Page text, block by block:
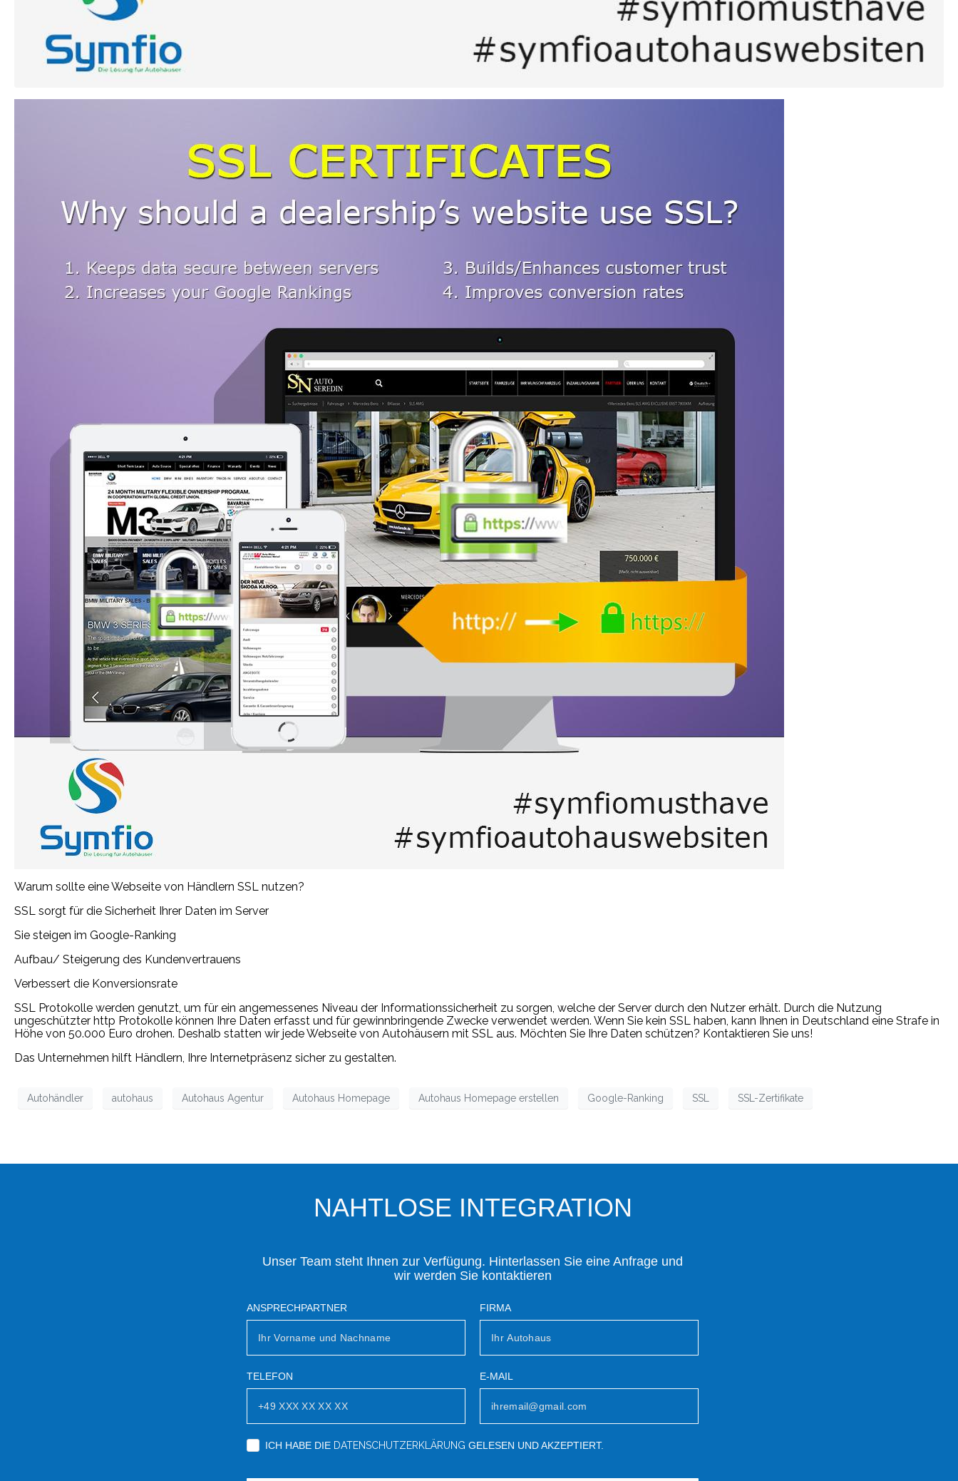
Warum sollte eine Webseite von Händlern SSL nutzen?
SSL sorgt für die Sicherheit Ihrer Daten im Server
Sie steigen im Google-Ranking
Aufbau/ Steigerung des Kundenvertrauens
Verbessert die Konversionsrate
SSL Protokolle werden genutzt, um für ein angemessenes Niveau der Informationssicherheit zu sorgen, welche der Server durch den Nutzer erhält. Durch die Nutzung
ungeschützter http Protokolle können Ihre Daten erfasst und für gewinnbringende Zwecke verwendet werden. Wenn Sie kein SSL haben, kann Ihnen in Deutschland eine Strafe in
Höhe von 50.000 Euro drohen. Deshalb statten wir jede Webseite von Autohäusern mit SSL aus. Möchten Sie Ihre Daten schützen? Kontaktieren Sie uns!
Das Unternehmen hilft Händlern, Ihre Internetpräsenz sicher zu gestalten.
Autohändler autohaus Autohaus Agentur Autohaus Homepage Autohaus Homepage erstellen Google-Ranking SSL SSL-Zertifikate
NAHTLOSE INTEGRATION
Unser Team steht Ihnen zur Verfügung. Hinterlassen Sie eine Anfrage und
wir werden Sie kontaktieren
ANSPRECHPARTNER FIRMA
TELEFON E-MAIL
ICH HABE DIE DATENSCHUTZERKLÄRUNG GELESEN UND AKZEPTIERT.